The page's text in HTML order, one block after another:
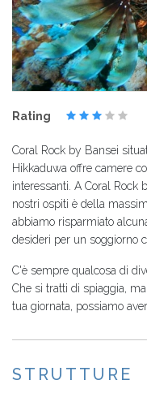
Rating
Coral Rock by Bansei
Hikkaduwa offre camere
interessanti. A Coral Rock
nostri ospiti è della
abbiamo risparmiato
desideri per un soggiorno
C'è sempre qualcosa di
Che si tratti di spiaggia,
tua giornata, possiamo
STRUTTURE